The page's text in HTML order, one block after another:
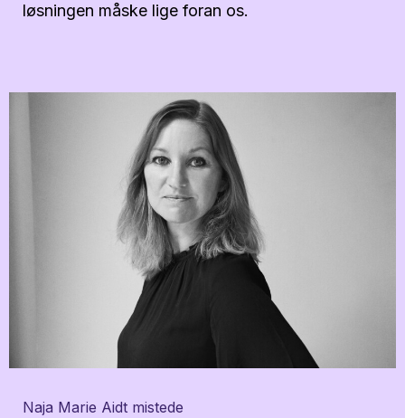
løsningen måske lige foran os.
Naja Marie Aidt mistede